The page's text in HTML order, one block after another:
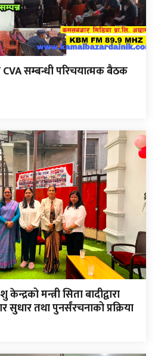
सम्बन्धी परिचयात्मक बैठक
मन्त्री सिता बादीद्वारा
तथा पुनर्संरचनाको प्रक्रिया